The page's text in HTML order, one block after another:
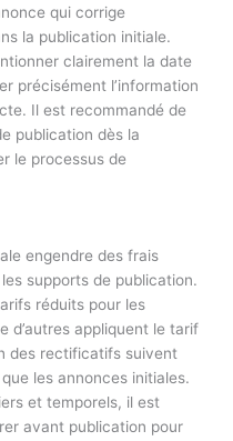
qui corrige
la publication initiale.
clairement la date
précisément l’information
Il est recommandé de
publication dès la
le processus de
engendre des frais
supports de publication.
réduits pour les
d’autres appliquent le tarif
des rectificatifs suivent
les annonces initiales.
et temporels, il est
avant publication pour